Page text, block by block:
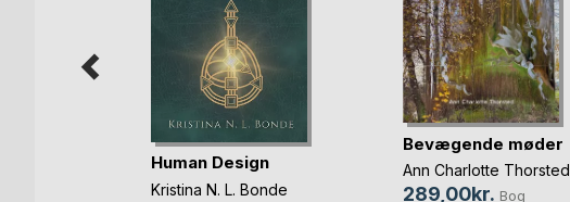
Human Design
Kristina N. L. Bonde
Bevægende møder
Ann Charlotte Thorsted
289,00kr. Bog